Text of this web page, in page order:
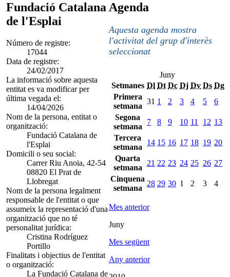
Fundació Catalana
de l'Esplai
Número de registre:
17044
Data de registre:
24/02/2017
La informació sobre aquesta
entitat es va modificar per
última vegada el:
14/04/2026
Nom de la persona, entitat o
organització:
Fundació Catalana de
l'Esplai
Domicili o seu social:
Carrer Riu Anoia, 42-54
08820 El Prat de
Llobregat
Nom de la persona legalment
responsable de l'entitat o que
assumeix la representació d'una
organització que no té
personalitat jurídica:
Cristina Rodríguez
Portillo
Finalitats i objectius de l'entitat
o organització:
La Fundació Catalana de
Agenda
Aquesta agenda mostra
l'activitat del grup d'interès
seleccionat
Juny
Setmanes Dl Dt Dc Dj Dv Ds Dg
Primera
setmana
31 1 2 3 4 5
6
Segona
setmana
7 8 9 10 11 12 13
Tercera
setmana
14 15 16 17 18 19 20
Quarta
setmana
21 22 23 24 25 26 27
Cinquena
setmana
28 29 30 1 2 3 4
Mes anterior
Juny
Mes següent
Any anterior